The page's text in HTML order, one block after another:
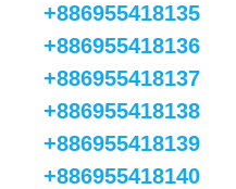
+886955418135
+886955418136
+886955418137
+886955418138
+886955418139
+886955418140